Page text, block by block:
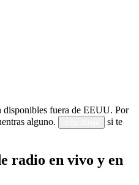
disponibles fuera de EEUU. Por
alguno.
si te
radio en vivo y en